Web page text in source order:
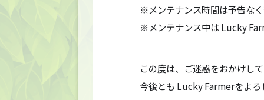
※メンテナンス時間は予告な
※メンテナンス中は Lucky
この度は、ご迷惑をおかけし
今後とも Lucky Farmerをよろ